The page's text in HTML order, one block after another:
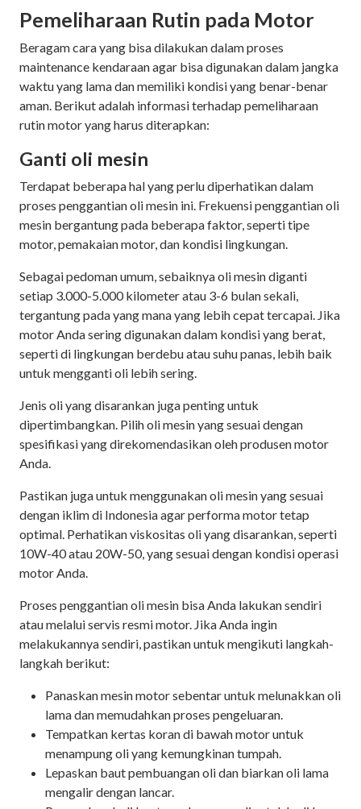
Pemeliharaan Rutin pada Motor
Beragam cara yang bisa dilakukan dalam proses
maintenance kendaraan agar bisa digunakan dalam jangka
waktu yang lama dan memiliki kondisi yang benar-benar
aman. Berikut adalah informasi terhadap pemeliharaan
rutin motor yang harus diterapkan:
Ganti oli mesin
Terdapat beberapa hal yang perlu diperhatikan dalam
proses penggantian oli mesin ini. Frekuensi penggantian oli
mesin bergantung pada beberapa faktor, seperti tipe
motor, pemakaian motor, dan kondisi lingkungan.
Sebagai pedoman umum, sebaiknya oli mesin diganti
setiap 3.000-5.000 kilometer atau 3-6 bulan sekali,
tergantung pada yang mana yang lebih cepat tercapai. Jika
motor Anda sering digunakan dalam kondisi yang berat,
seperti di lingkungan berdebu atau suhu panas, lebih baik
untuk mengganti oli lebih sering.
Jenis oli yang disarankan juga penting untuk
dipertimbangkan. Pilih oli mesin yang sesuai dengan
spesifikasi yang direkomendasikan oleh produsen motor
Anda.
Pastikan juga untuk menggunakan oli mesin yang sesuai
dengan iklim di Indonesia agar performa motor tetap
optimal. Perhatikan viskositas oli yang disarankan, seperti
10W-40 atau 20W-50, yang sesuai dengan kondisi operasi
motor Anda.
Proses penggantian oli mesin bisa Anda lakukan sendiri
atau melalui servis resmi motor. Jika Anda ingin
melakukannya sendiri, pastikan untuk mengikuti langkah-
langkah berikut:
Panaskan mesin motor sebentar untuk melunakkan oli
lama dan memudahkan proses pengeluaran.
Tempatkan kertas koran di bawah motor untuk
menampung oli yang kemungkinan tumpah.
Lepaskan baut pembuangan oli dan biarkan oli lama
mengalir dengan lancar.